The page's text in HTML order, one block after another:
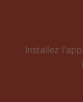
Installez